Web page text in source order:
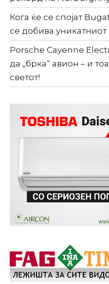
Кога ќе се спојат
се добива
Porsche Cayenne
да „брка“ авион – и
светот!